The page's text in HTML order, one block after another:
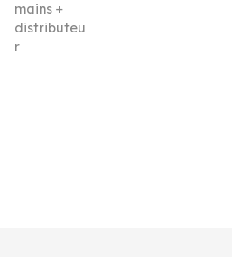
mains +
distributeu
r